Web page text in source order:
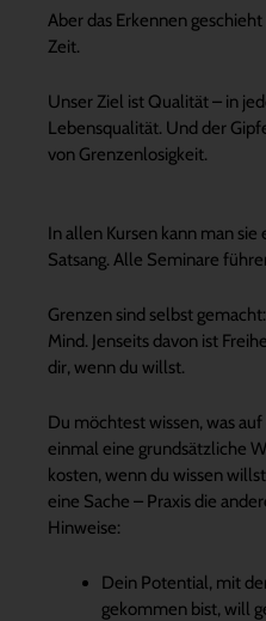
Aber das Erkennen
Zeit.
Unser Ziel ist Qualität – in
Lebensqualität. Und der
von Grenzenlosigkeit.
In allen Kursen kann man
Satsang. Alle Seminare
Grenzen sind selbst
Mind. Jenseits davon ist
dir, wenn du willst.
Du möchtest wissen, was
einmal eine grundsätzliche
kosten, wenn du wissen
eine Sache – Praxis die
Hinweise:
Dein Potential, mit
gekommen bist, will